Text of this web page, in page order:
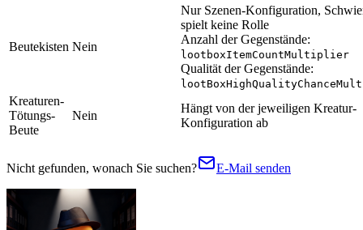
Beutekisten Nein
Nur Szenen-Konfiguration,
spielt keine Rolle
Anzahl der Gegenstände:
lootboxItemCountMultiplier
Qualität der Gegenstände:
Kreaturen-
Tötungs-
Beute
Nein
Hängt von der jeweiligen Kreatur-
Konfiguration ab
Nicht gefunden, wonach Sie suchen? E-Mail senden